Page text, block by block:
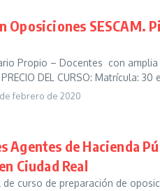
Oposiciones SESCAM.
Propio – Docentes con
PRECIO DEL CURSO: Matrícula:
de febrero de 2020
Agentes de Hacienda
Ciudad Real
curso de preparación de